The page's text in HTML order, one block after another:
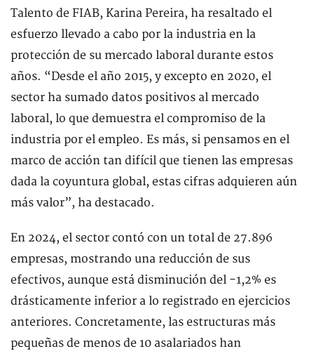
Talento de FIAB, Karina Pereira, ha resaltado el
esfuerzo llevado a cabo por la industria en la
protección de su mercado laboral durante estos
años. “Desde el año 2015, y excepto en 2020, el
sector ha sumado datos positivos al mercado
laboral, lo que demuestra el compromiso de la
industria por el empleo. Es más, si pensamos en el
marco de acción tan difícil que tienen las empresas
dada la coyuntura global, estas cifras adquieren aún
más valor”, ha destacado.
En 2024, el sector contó con un total de 27.896
empresas, mostrando una reducción de sus
efectivos, aunque está disminución del -1,2% es
drásticamente inferior a lo registrado en ejercicios
anteriores. Concretamente, las estructuras más
pequeñas de menos de 10 asalariados han